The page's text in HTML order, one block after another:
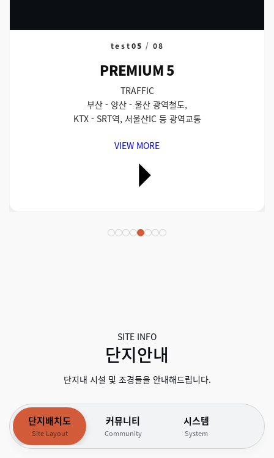
test05 / 08
PREMIUM 5
TRAFFIC
부산 - 양산 - 울산 광역철도,
KTX - SRT역, 서울산IC 등 광역교통
VIEW MORE
SITE INFO
단지안내
단지내 시설 및 조경들을 안내해드립니다.
단지배치도
Site Layout
커뮤니티
Community
시스템
System